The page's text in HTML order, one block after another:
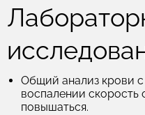
Общий анализ крови
воспалении
повышаться.